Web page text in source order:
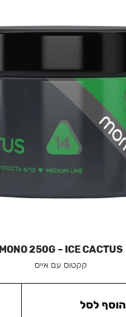
MONO 250G – ICE CACTUS
קקטוס עם אייס
הוסף לסל